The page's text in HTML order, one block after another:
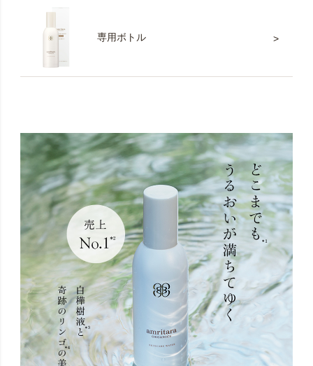
専用ボトル